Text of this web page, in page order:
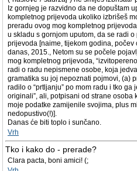
Iz gornjeg je razvidno da ne dopuštam
kompletnog prijevoda ukoliko izbrišeš
preradu ovog mog kompletnog
u skladu s gornjom uputom, da se radi
prijevoda [naime, tijekom godina, počev
danas, 2015., Netom su se počele
mog kompletnog prijevoda,
radi o radu nepismene osobe, koja
gramatika su joj nepoznati pojmovi, (a)
radilo o “prtljanju” po mom radu i tko ga
originali”, ali, potpisani od strane osoba
moje podatke zamijenile svojima, plus
nedopustivo(!)].
Danas će biti toplo i sunčano.
Vrh
Tko i kako do - prerade?
Clara pacta, boni amici! (;